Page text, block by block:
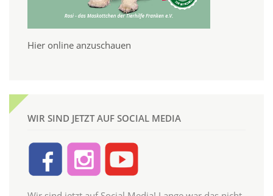
Hier online anzuschauen
WIR SIND JETZT AUF SOCIAL MEDIA